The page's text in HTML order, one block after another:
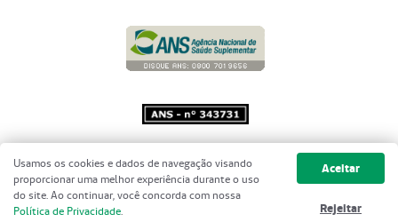
Copyright 2001 - 2026 Unimed do
Brasil - Todos os direitos reservados
Usamos os cookies e dados de navegação visando
proporcionar uma melhor experiência durante o uso
do site. Ao continuar, você concorda com nossa
Política de Privacidade.
Aceitar
Rejeitar